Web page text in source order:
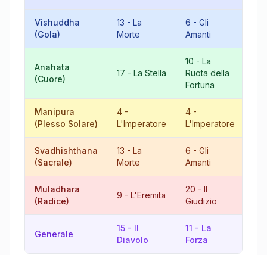
Vishuddha
(Gola)
13 - La
Morte
6 - Gli
Amanti
Anahata
(Cuore)
17 - La Stella
10 - La
Ruota della
Fortuna
Manipura
(Plesso Solare)
4 -
L'Imperatore
4 -
L'Imperatore
Svadhishthana
(Sacrale)
13 - La
Morte
6 - Gli
Amanti
Muladhara
(Radice)
9 - L'Eremita
20 - Il
Giudizio
Generale
15 - Il
Diavolo
11 - La
Forza